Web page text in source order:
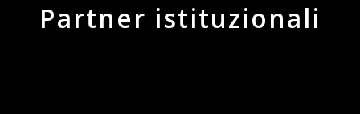
Partner istituzionali